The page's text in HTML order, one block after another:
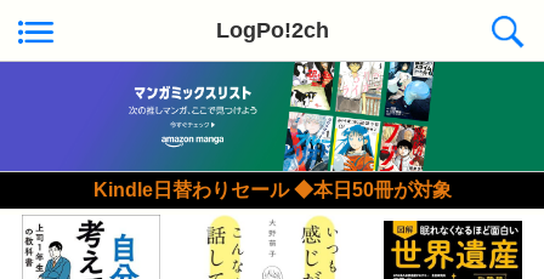
LogPo!2ch
Kindle日替わりセール ◆本日50冊が対象